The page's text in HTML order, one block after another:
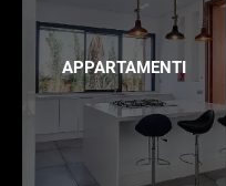
APPARTAMENTI